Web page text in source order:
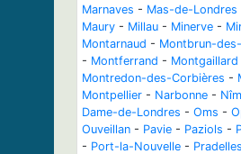
Marnaves - Mas-de-Londres
Maury - Millau - Minerve -
Montarnaud - Montbrun-
- Montferrand - Montgaillard
Montredon-des-Corbières -
Montpellier - Narbonne -
Dame-de-Londres - Oms -
Ouveillan - Pavie - Paziols -
- Port-la-Nouvelle -